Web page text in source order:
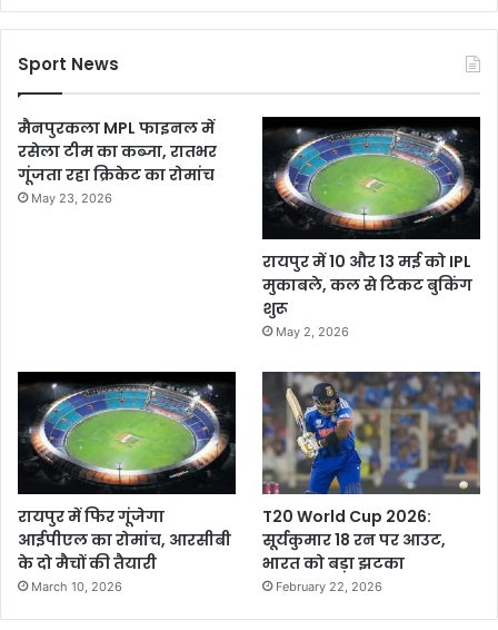
Sport News
मैनपुरकला MPL फाइनल में
रसेला टीम का कब्जा, रातभर
गूंजता रहा क्रिकेट का रोमांच
May 23, 2026
रायपुर में 10 और 13 मई को IPL
मुकाबले, कल से टिकट बुकिंग
शुरू
May 2, 2026
रायपुर में फिर गूंजेगा
आईपीएल का रोमांच, आरसीबी
के दो मैचों की तैयारी
March 10, 2026
T20 World Cup 2026:
सूर्यकुमार 18 रन पर आउट,
भारत को बड़ा झटका
February 22, 2026